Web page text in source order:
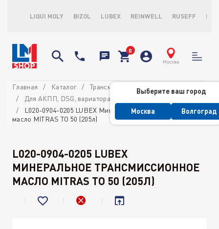
LIQUI MOLY BIZOL LUBEX REINWELL RUSEFF
Москва
Выберите ваш город
Москва Волгоград
Главная Каталог
Трансмиссионные масла и ATF
Для АКПП, DSG, вариатора и ГУР
L020-0904-0205 LUBEX Минеральное трансмиссионное
масло MITRAS TO 50 (205л)
L020-0904-0205 LUBEX
МИНЕРАЛЬНОЕ ТРАНСМИССИОННОЕ
МАСЛО MITRAS TO 50 (205Л)